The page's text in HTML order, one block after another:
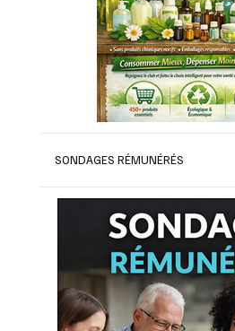
SONDAGES RÉMUNÉRÉS